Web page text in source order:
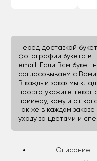
Перед доставкой
фотографии букета в
email. Если Вам букет
согласовываем с Вами
В каждый заказ мы
просто укажите текст
примеру, кому и от
Так же в каждом
уходу за цветами и
Описание